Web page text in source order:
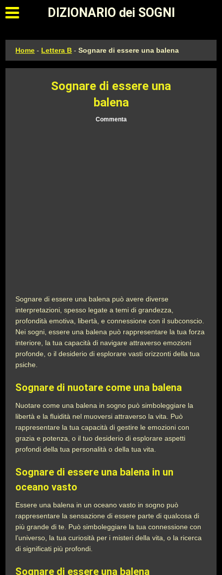
Apri il menu principale
DIZIONARIO dei SOGNI
Home - Lettera B -Sognare di essere una balena
Sognare di essere una
balena
Commenta
Sognare di essere una balena può avere diverse
interpretazioni, spesso legate a temi di grandezza,
profondità emotiva, libertà, e connessione con il subconscio.
Nei sogni, essere una balena può rappresentare la tua forza
interiore, la tua capacità di navigare attraverso emozioni
profonde, o il desiderio di esplorare vasti orizzonti della tua
psiche.
Sognare di nuotare come una balena
Nuotare come una balena in sogno può simboleggiare la
libertà e la fluidità nel muoversi attraverso la vita. Può
rappresentare la tua capacità di gestire le emozioni con
grazia e potenza, o il tuo desiderio di esplorare aspetti
profondi della tua personalità o della tua vita.
Sognare di essere una balena in un
oceano vasto
Essere una balena in un oceano vasto in sogno può
rappresentare la sensazione di essere parte di qualcosa di
più grande di te. Può simboleggiare la tua connessione con
l’universo, la tua curiosità per i misteri della vita, o la ricerca
di significati più profondi.
Sognare di essere una balena